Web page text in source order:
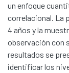
un enfoque
correlacional. La
4 años y la
observación con
resultados se
identificar los